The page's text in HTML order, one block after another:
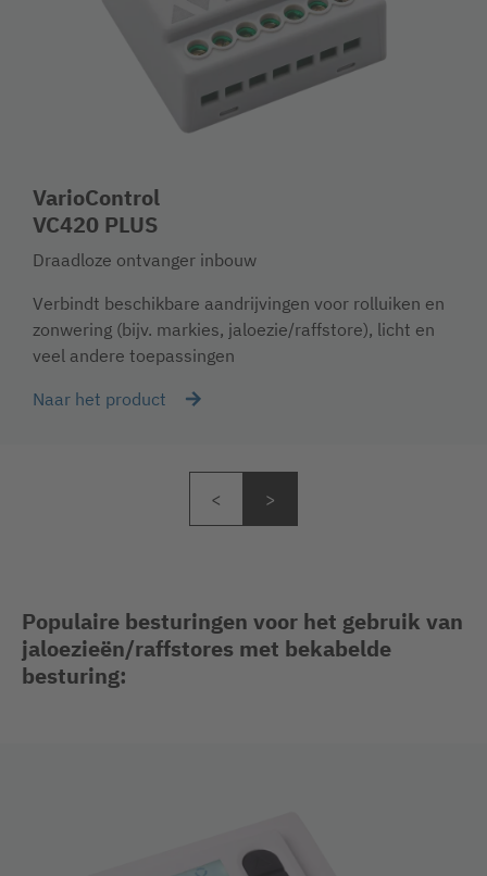
VarioControl
VC420 PLUS
Draadloze ontvanger inbouw
Verbindt beschikbare aandrijvingen voor rolluiken en
zonwering (bijv. markies, jaloezie/raffstore), licht en
veel andere toepassingen
Naar het product
Populaire besturingen voor het gebruik van
jaloezieën/raffstores met bekabelde
besturing: